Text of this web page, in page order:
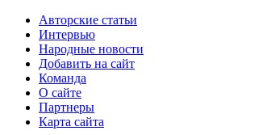
Авторские статьи
Интервью
Народные новости
Добавить на сайт
Команда
О сайте
Партнеры
Карта сайта